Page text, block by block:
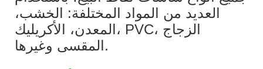
العديد من المواد المختلفة: الخشب،
المعدن، الأكريليك، PVC، الزجاج
المقسى وغيرها.